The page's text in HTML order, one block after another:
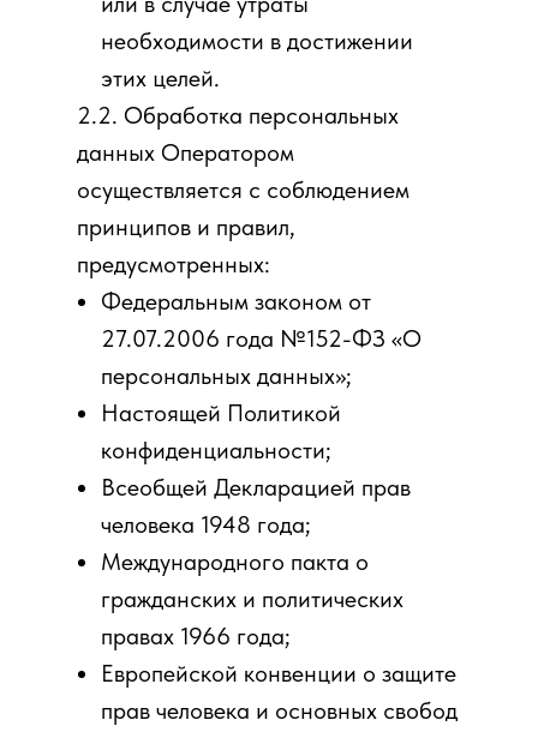
необходимости в достижении
этих целей.
2.2. Обработка персональных
данных Оператором
осуществляется с соблюдением
принципов и правил,
предусмотренных:
Федеральным законом от
27.07.2006 года №152-ФЗ «О
персональных данных»;
Настоящей Политикой
конфиденциальности;
Всеобщей Декларацией прав
человека 1948 года;
Международного пакта о
гражданских и политических
правах 1966 года;
Европейской конвенции о защите
прав человека и основных свобод